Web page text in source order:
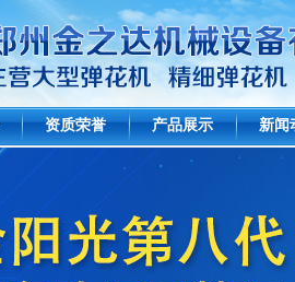
资质荣誉 产品展示 新闻